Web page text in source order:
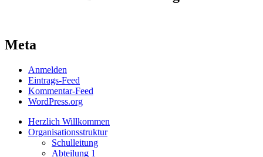
Meta
Anmelden
Eintrags-Feed
Kommentar-Feed
WordPress.org
Herzlich Willkommen
Organisationsstruktur
Schulleitung
Abteilung 1